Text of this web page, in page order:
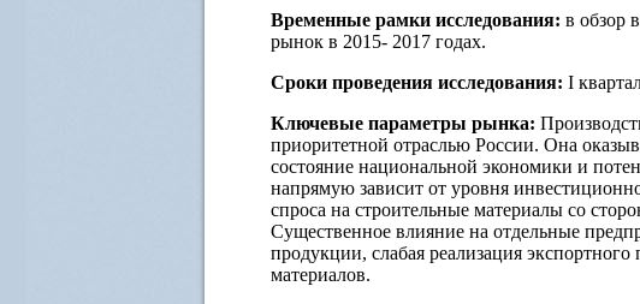
Временные рамки исследования: в обзор
рынок в 2015- 2017 годах.
Сроки проведения исследования: I
Ключевые параметры рынка:
приоритетной отраслью России. Она
состояние национальной экономики и
напрямую зависит от уровня
спроса на строительные материалы со
Существенное влияние на отдельные
продукции, слабая реализация
материалов.